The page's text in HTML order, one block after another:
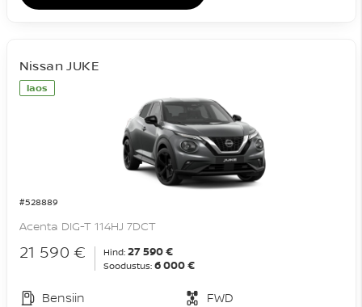
laos
#528889
Nissan JUKE
Acenta DIG-T 114HJ 7DCT
21 590 € Hind: 27 590 €
Soodustus: 6 000 €
Bensiin
FWD